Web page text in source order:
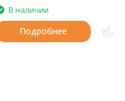
В наличии
Подробнее